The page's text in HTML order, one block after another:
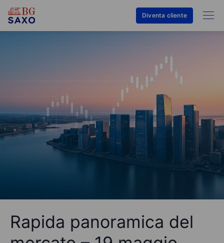
Diventa cliente
Rapida panoramica del